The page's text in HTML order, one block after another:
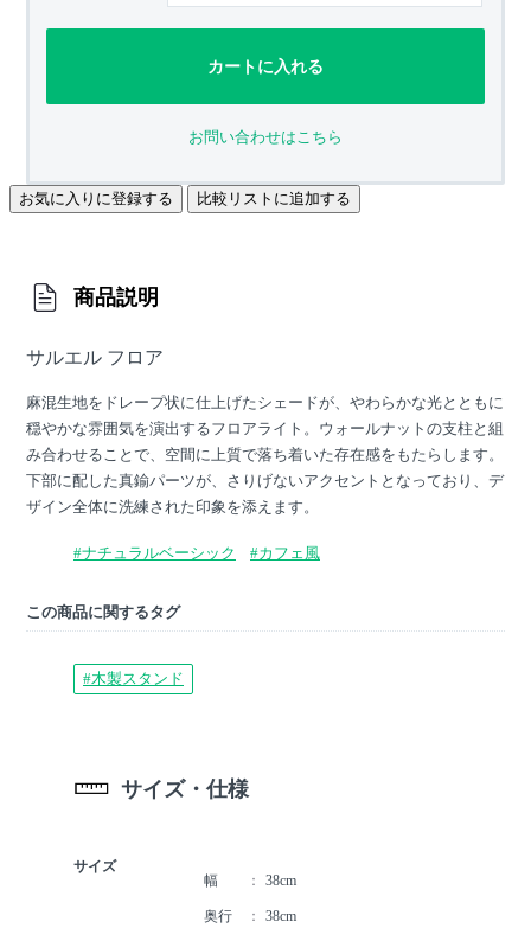
カートに入れる
お問い合わせはこちら
お気に入りに登録する 比較リストに追加する
商品説明
サルエル フロア
麻混生地をドレープ状に仕上げたシェードが、やわらかな光とともに
穏やかな雰囲気を演出するフロアライト。ウォールナットの支柱と組
み合わせることで、空間に上質で落ち着いた存在感をもたらします。
下部に配した真鍮パーツが、さりげないアクセントとなっており、デ
ザイン全体に洗練された印象を添えます。
#ナチュラルベーシック #カフェ風
この商品に関するタグ
#木製スタンド
サイズ・仕様
サイズ
幅
38cm
奥行 38cm